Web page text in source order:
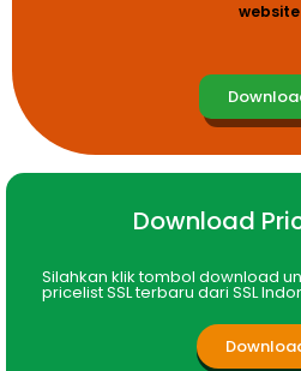
website
Download
Silahkan klik tombol download
pricelist SSL terbaru dari SSL